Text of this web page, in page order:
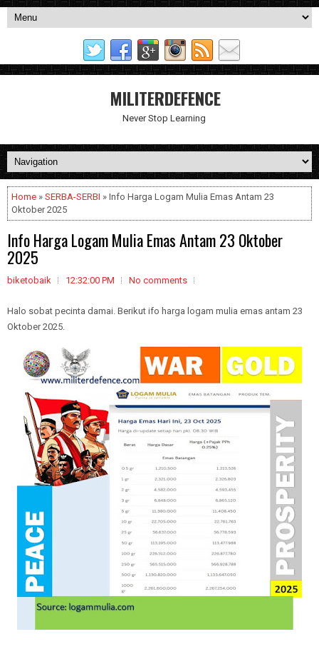
MILITERDEFENCE
Never Stop Learning
Home » SERBA-SERBI » Info Harga Logam Mulia Emas Antam 23
Oktober 2025
Info Harga Logam Mulia Emas Antam 23 Oktober
2025
biketobaik 12:32:00 PM No comments
Halo sobat pecinta damai. Berikut ifo harga logam mulia emas antam 23
Oktober 2025.